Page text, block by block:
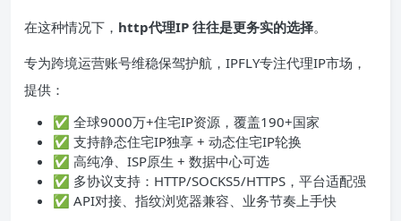
在这种情况下， http代理IP 往往是更务实的选择。
专为跨境运营账号维稳保驾护航，IPFLY专注代理IP市场，
提供：
✅ 全球9000万+住宅IP资源，覆盖190+国家
✅ 支持静态住宅IP独享 + 动态住宅IP轮换
✅ 高纯净、ISP原生 + 数据中心可选
✅ 多协议支持：HTTP/SOCKS5/HTTPS，平台适配强
✅ API对接、指纹浏览器兼容、业务节奏上手快